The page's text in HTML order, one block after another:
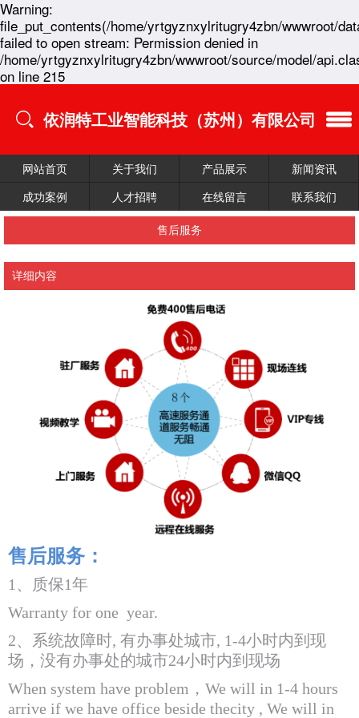
Warning:
file_put_contents(/home/yrtgyznxylritugry4zbn/wwwroot/
failed to open stream: Permission denied in
/home/yrtgyznxylritugry4zbn/wwwroot/source/model/
on line 215
依润特工业智能科技（苏州）有限公司
网站首页 关于我们 产品展示
新闻资讯
成功案例
人才招聘 在线留言 联系我们
售后服务
详细内容
售后服务：
1、质保1年
Warranty for one year.
2、系统故障时, 有办事处城市, 1-4小时内到现
场，没有办事处的城市24小时内到现场
When system have problem， We will in 1-4 hours
arrive if we have office beside thecity , We will in